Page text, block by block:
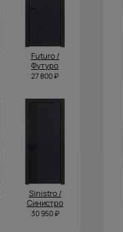
Futuro /
Футуро
27 800 ₽
Sinistro /
Синистро
30 950 ₽